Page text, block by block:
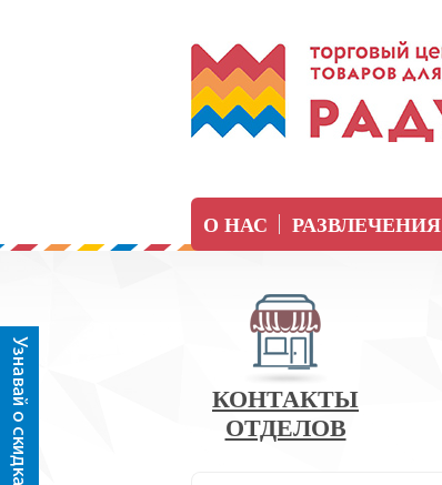
О НАС РАЗВЛЕЧЕНИЯ
КОНТАКТЫ
ОТДЕЛОВ